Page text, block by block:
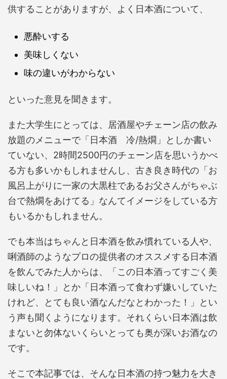
供することがありますが、よく日本酒について、
悪酔いする
美味しくない
味の違いがわからない
といった意見を聞きます。
また大学生にとっては、居酒屋やチェーン店の飲み
放題のメニューで「日本酒 冷/熱燗」としか書い
ていない、2時間2500円のチェーン店を思いうかべ
る方も多いかもしれませんし、古き良き時代の「お
風呂上がりに一家の大黒柱であるお父さんがちゃぶ
台で熱燗をあけてる」なんてイメージをしている方
もいるかもしれません。
でも本当はちゃんと日本酒を飲み慣れている人や、
唎酒師のようなプロの提供者のオススメする日本酒
を飲んでみた人からは、「この日本酒ってすごく美
味しいね！」とか「日本酒って食わず嫌いしていた
けれど、とても良い酒なんだなとわかった！」とい
う声も聞くようになります。それくらい日本酒は飲
まないと勿体ないくらいとっても奥が深いお酒なの
です。
そこで本記事では、そんな日本酒の持つ魅力を大き